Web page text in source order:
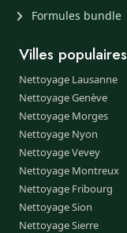
Formules bundle
Villes populaires
Nettoyage Lausanne
Nettoyage Genève
Nettoyage Morges
Nettoyage Nyon
Nettoyage Vevey
Nettoyage Montreux
Nettoyage Fribourg
Nettoyage Sion
Nettoyage Sierre